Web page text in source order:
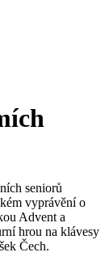
seniorů
vyprávění o
Advent a
hrou na klávesy
Čech.